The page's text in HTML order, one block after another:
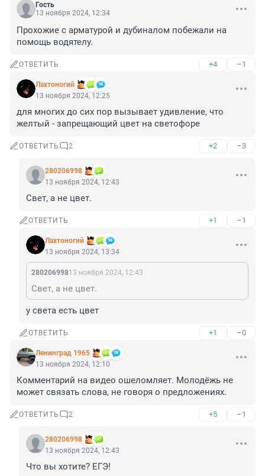
Гость
13 ноября 2024, 12:34
Прохожие с арматурой и дубиналом побежали на
помощь водятелу.
ОТВЕТИТЬ +4 –1
Лахтоногий
13 ноября 2024, 12:25
для многих до сих пор вызывает удивление, что
желтый - запрещающий цвет на светофоре
ОТВЕТИТЬ 2 +2 –3
280206998
13 ноября 2024, 12:43
Свет, а не цвет.
ОТВЕТИТЬ +1 –1
Лахтоногий
13 ноября 2024, 13:34
28020699813 ноября 2024, 12:43
Свет, а не цвет.
у света есть цвет
ОТВЕТИТЬ +1 –0
Ленинград 1965
13 ноября 2024, 12:10
Комментарий на видео ошеломляет. Молодёжь не
может связать слова, не говоря о предложениях.
ОТВЕТИТЬ 2 +5 –1
280206998
13 ноября 2024, 12:43
Что вы хотите? ЕГЭ!